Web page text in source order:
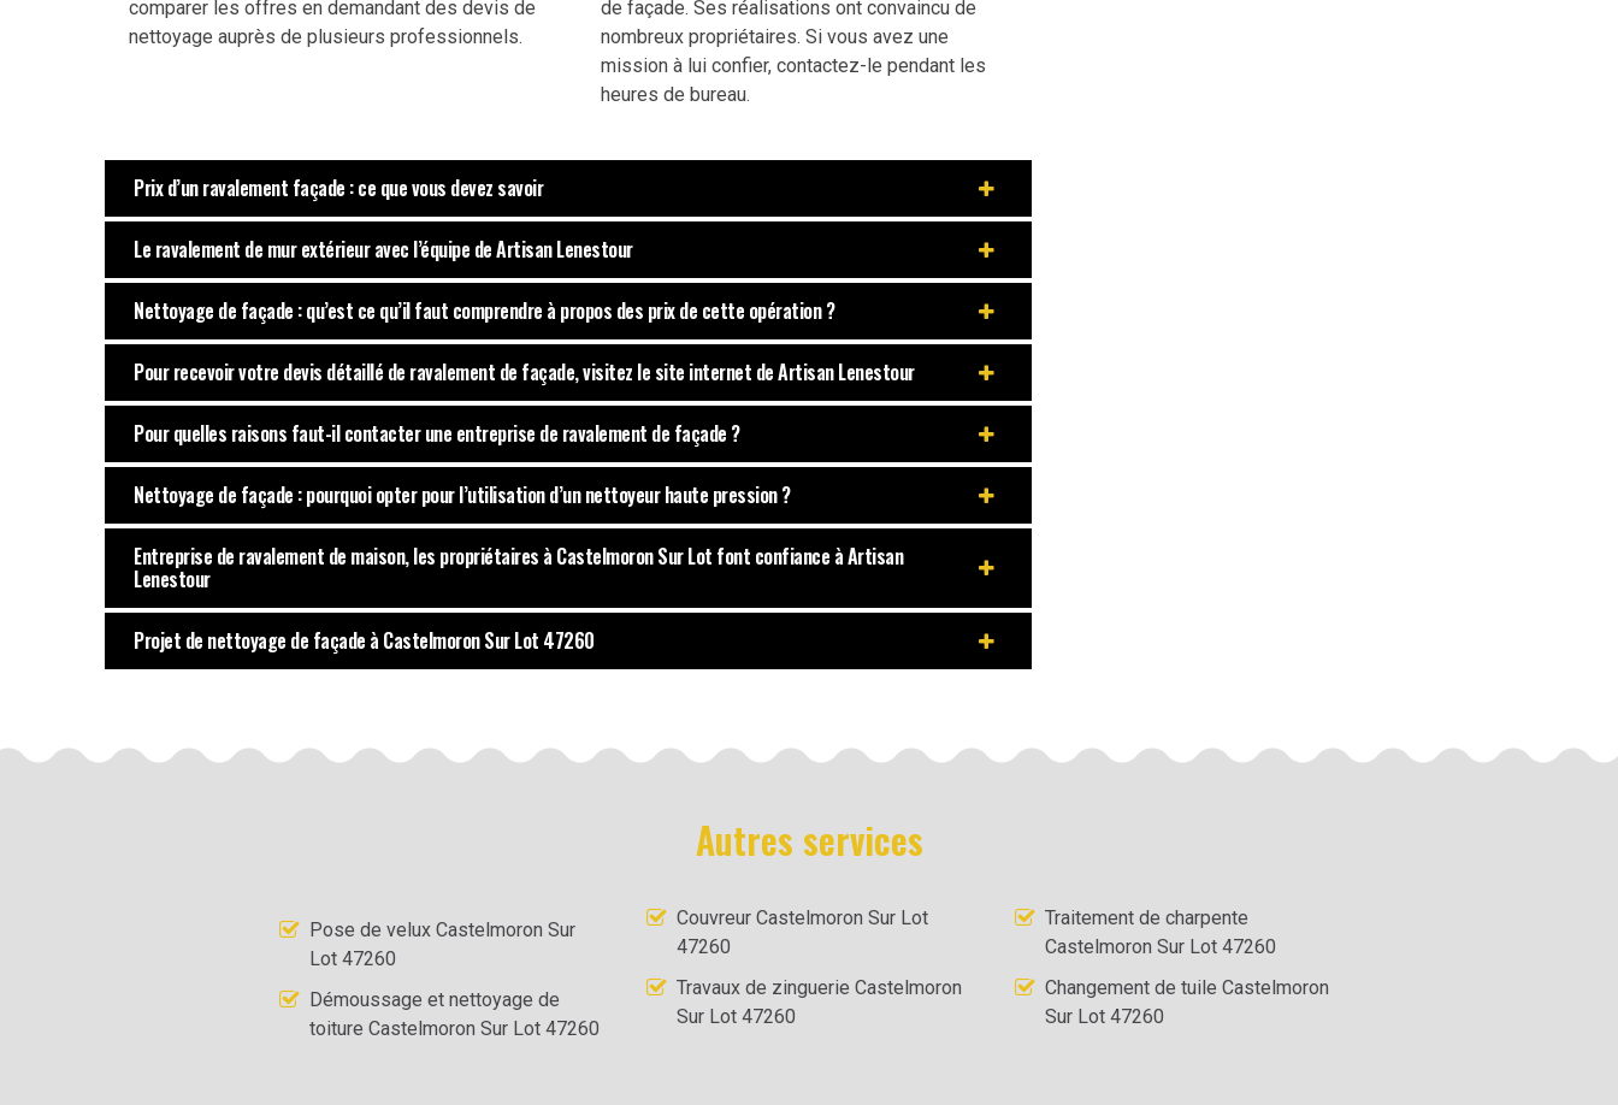
comparer les offres en demandant des devis de
nettoyage auprès de plusieurs professionnels.
de façade. Ses réalisations ont convaincu de
nombreux propriétaires. Si vous avez une
mission à lui confier, contactez-le pendant les
heures de bureau.
Prix d’un ravalement façade : ce que vous devez savoir
Le ravalement de mur extérieur avec l’équipe de Artisan Lenestour
Nettoyage de façade : qu’est ce qu’il faut comprendre à propos des prix de cette opération ?
Pour recevoir votre devis détaillé de ravalement de façade, visitez le site internet de Artisan Lenestour
Pour quelles raisons faut-il contacter une entreprise de ravalement de façade ?
Nettoyage de façade : pourquoi opter pour l’utilisation d’un nettoyeur haute pression ?
Entreprise de ravalement de maison, les propriétaires à Castelmoron Sur Lot font confiance à Artisan
Lenestour
Projet de nettoyage de façade à Castelmoron Sur Lot 47260
Autres services
Pose de velux Castelmoron Sur
Lot 47260
Démoussage et nettoyage de
toiture Castelmoron Sur Lot 47260
Couvreur Castelmoron Sur Lot
47260
Travaux de zinguerie Castelmoron
Sur Lot 47260
Traitement de charpente
Castelmoron Sur Lot 47260
Changement de tuile Castelmoron
Sur Lot 47260